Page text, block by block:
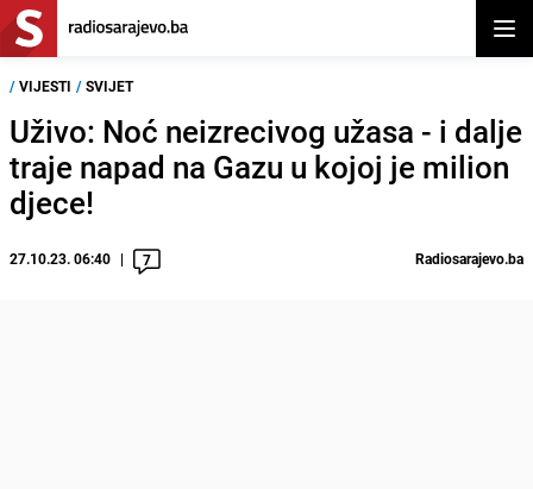
/ VIJESTI / SVIJET
Uživo: Noć neizrecivog užasa - i dalje
traje napad na Gazu u kojoj je milion
djece!
27.10.23. 06:40 7 Radiosarajevo.ba